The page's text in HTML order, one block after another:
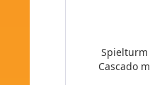
Cascado